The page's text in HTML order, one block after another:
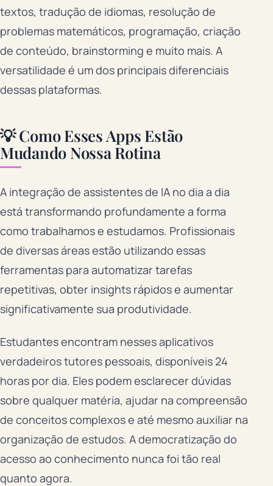
textos, tradução de idiomas, resolução de
problemas matemáticos, programação, criação
de conteúdo, brainstorming e muito mais. A
versatilidade é um dos principais diferenciais
dessas plataformas.
💡 Como Esses Apps Estão
Mudando Nossa Rotina
A integração de assistentes de IA no dia a dia
está transformando profundamente a forma
como trabalhamos e estudamos. Profissionais
de diversas áreas estão utilizando essas
ferramentas para automatizar tarefas
repetitivas, obter insights rápidos e aumentar
significativamente sua produtividade.
Estudantes encontram nesses aplicativos
verdadeiros tutores pessoais, disponíveis 24
horas por dia. Eles podem esclarecer dúvidas
sobre qualquer matéria, ajudar na compreensão
de conceitos complexos e até mesmo auxiliar na
organização de estudos. A democratização do
acesso ao conhecimento nunca foi tão real
quanto agora.